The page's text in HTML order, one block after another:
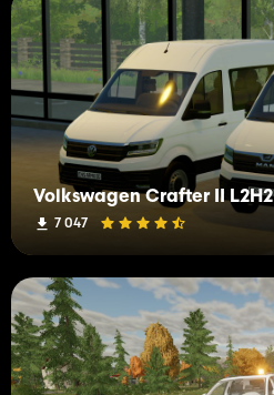
Volkswagen Crafter II L2H2
7 047